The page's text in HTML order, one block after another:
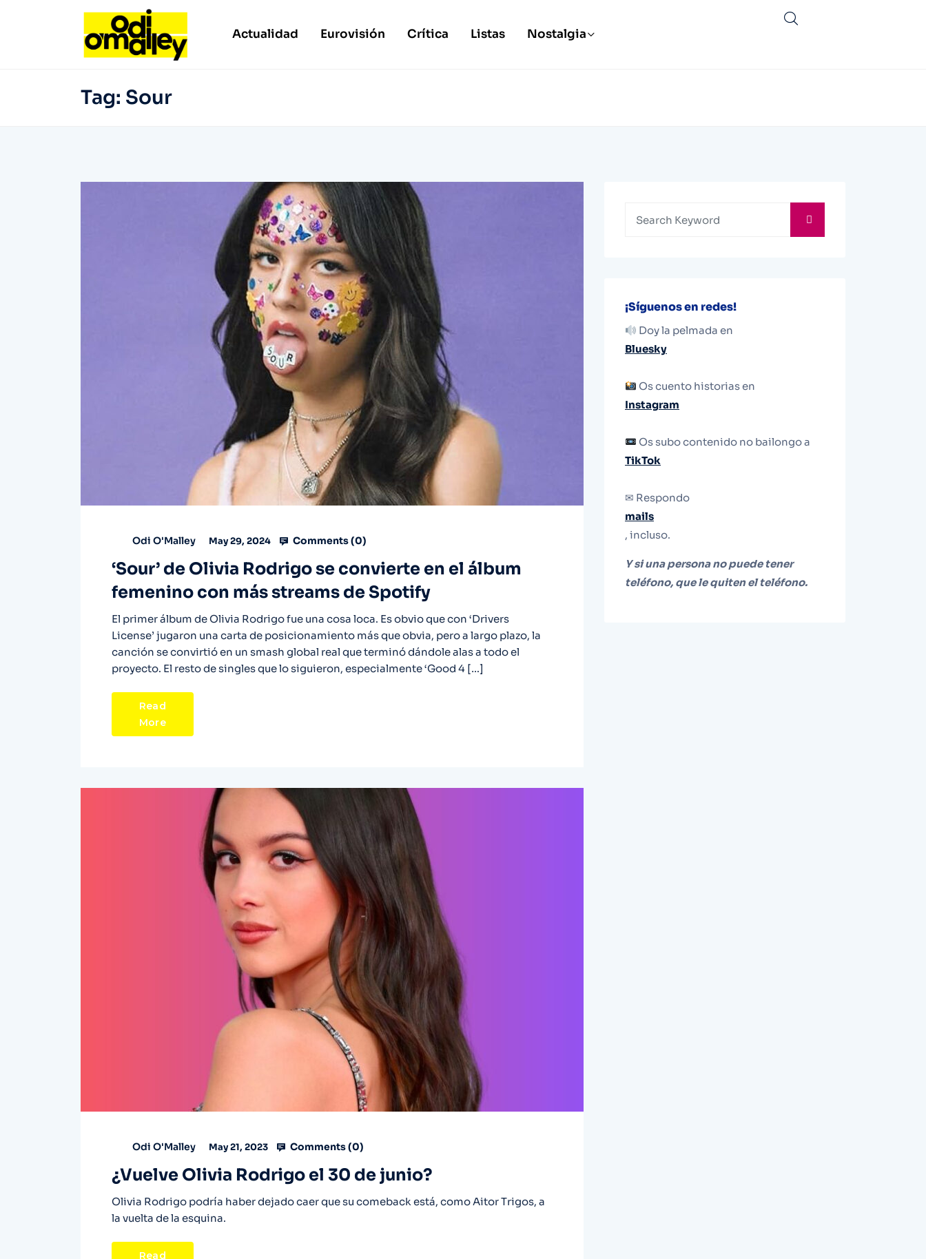
Actualidad Eurovisión Crítica Listas Nostalgia
Tag: Sour
Odi O'Malley May 29, 2024 Comments (0)
‘Sour’ de Olivia Rodrigo se convierte en el álbum
femenino con más streams de Spotify
El primer álbum de Olivia Rodrigo fue una cosa loca. Es obvio que con ‘Drivers
License’ jugaron una carta de posicionamiento más que obvia, pero a largo plazo, la
canción se convirtió en un smash global real que terminó dándole alas a todo el
proyecto. El resto de singles que lo siguieron, especialmente ‘Good 4 […]
Read
More
Odi O'Malley May 21, 2023 Comments (0)
¿Vuelve Olivia Rodrigo el 30 de junio?
Olivia Rodrigo podría haber dejado caer que su comeback está, como Aitor Trigos, a
la vuelta de la esquina.
Read
¡Síguenos en redes!
Doy la pelmada en
Bluesky
Os cuento historias en
Instagram
Os subo contenido no bailongo a
TikTok
✉ Respondo
mails
, incluso.
Y si una persona no puede tener
teléfono, que le quiten el teléfono.